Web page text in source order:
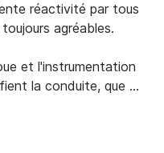
réactivité par tous
agréables.
et l'instrumentation
la conduite, que
2025) ont